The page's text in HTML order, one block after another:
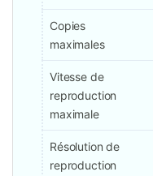
Copies
maximales
Vitesse de
reproduction
maximale
Résolution de
reproduction